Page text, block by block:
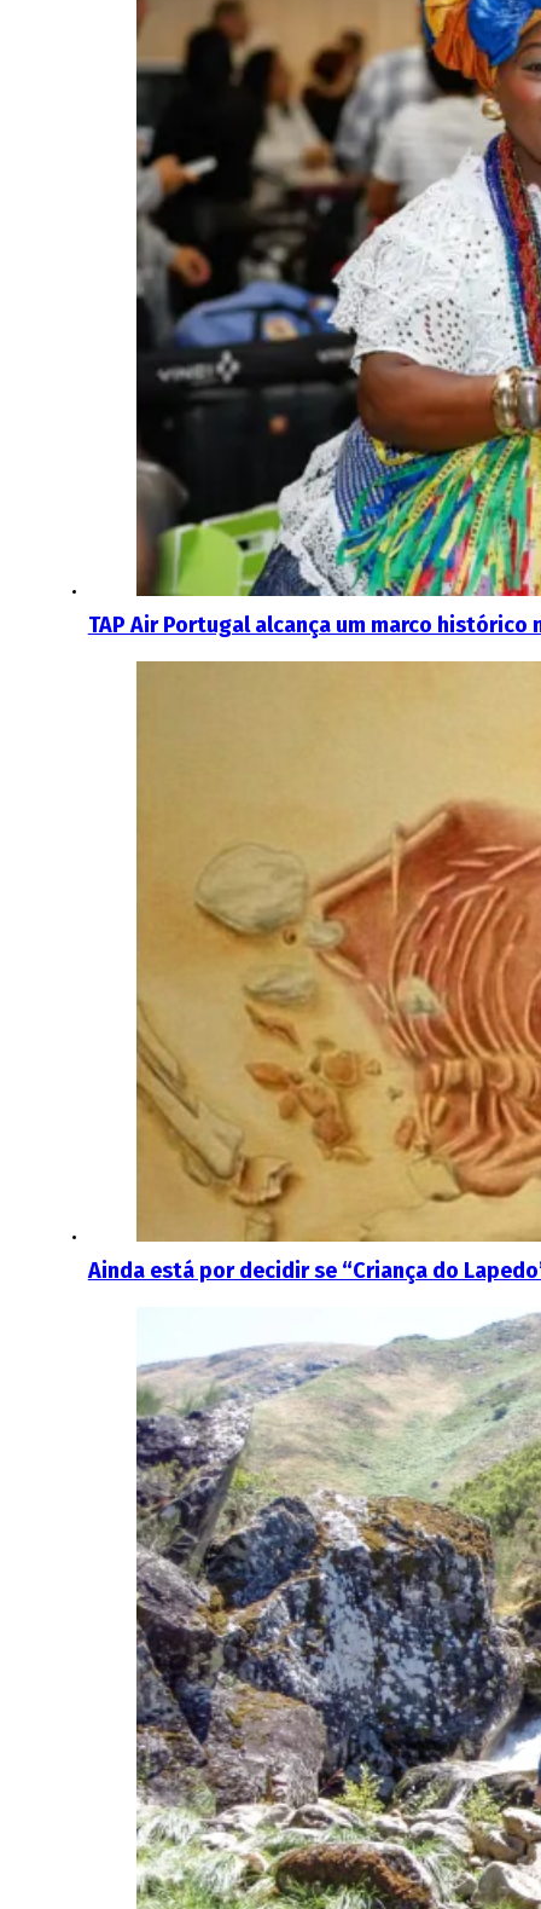
TAP Air Portugal alcança um marco
Ainda está por decidir se “Criança do